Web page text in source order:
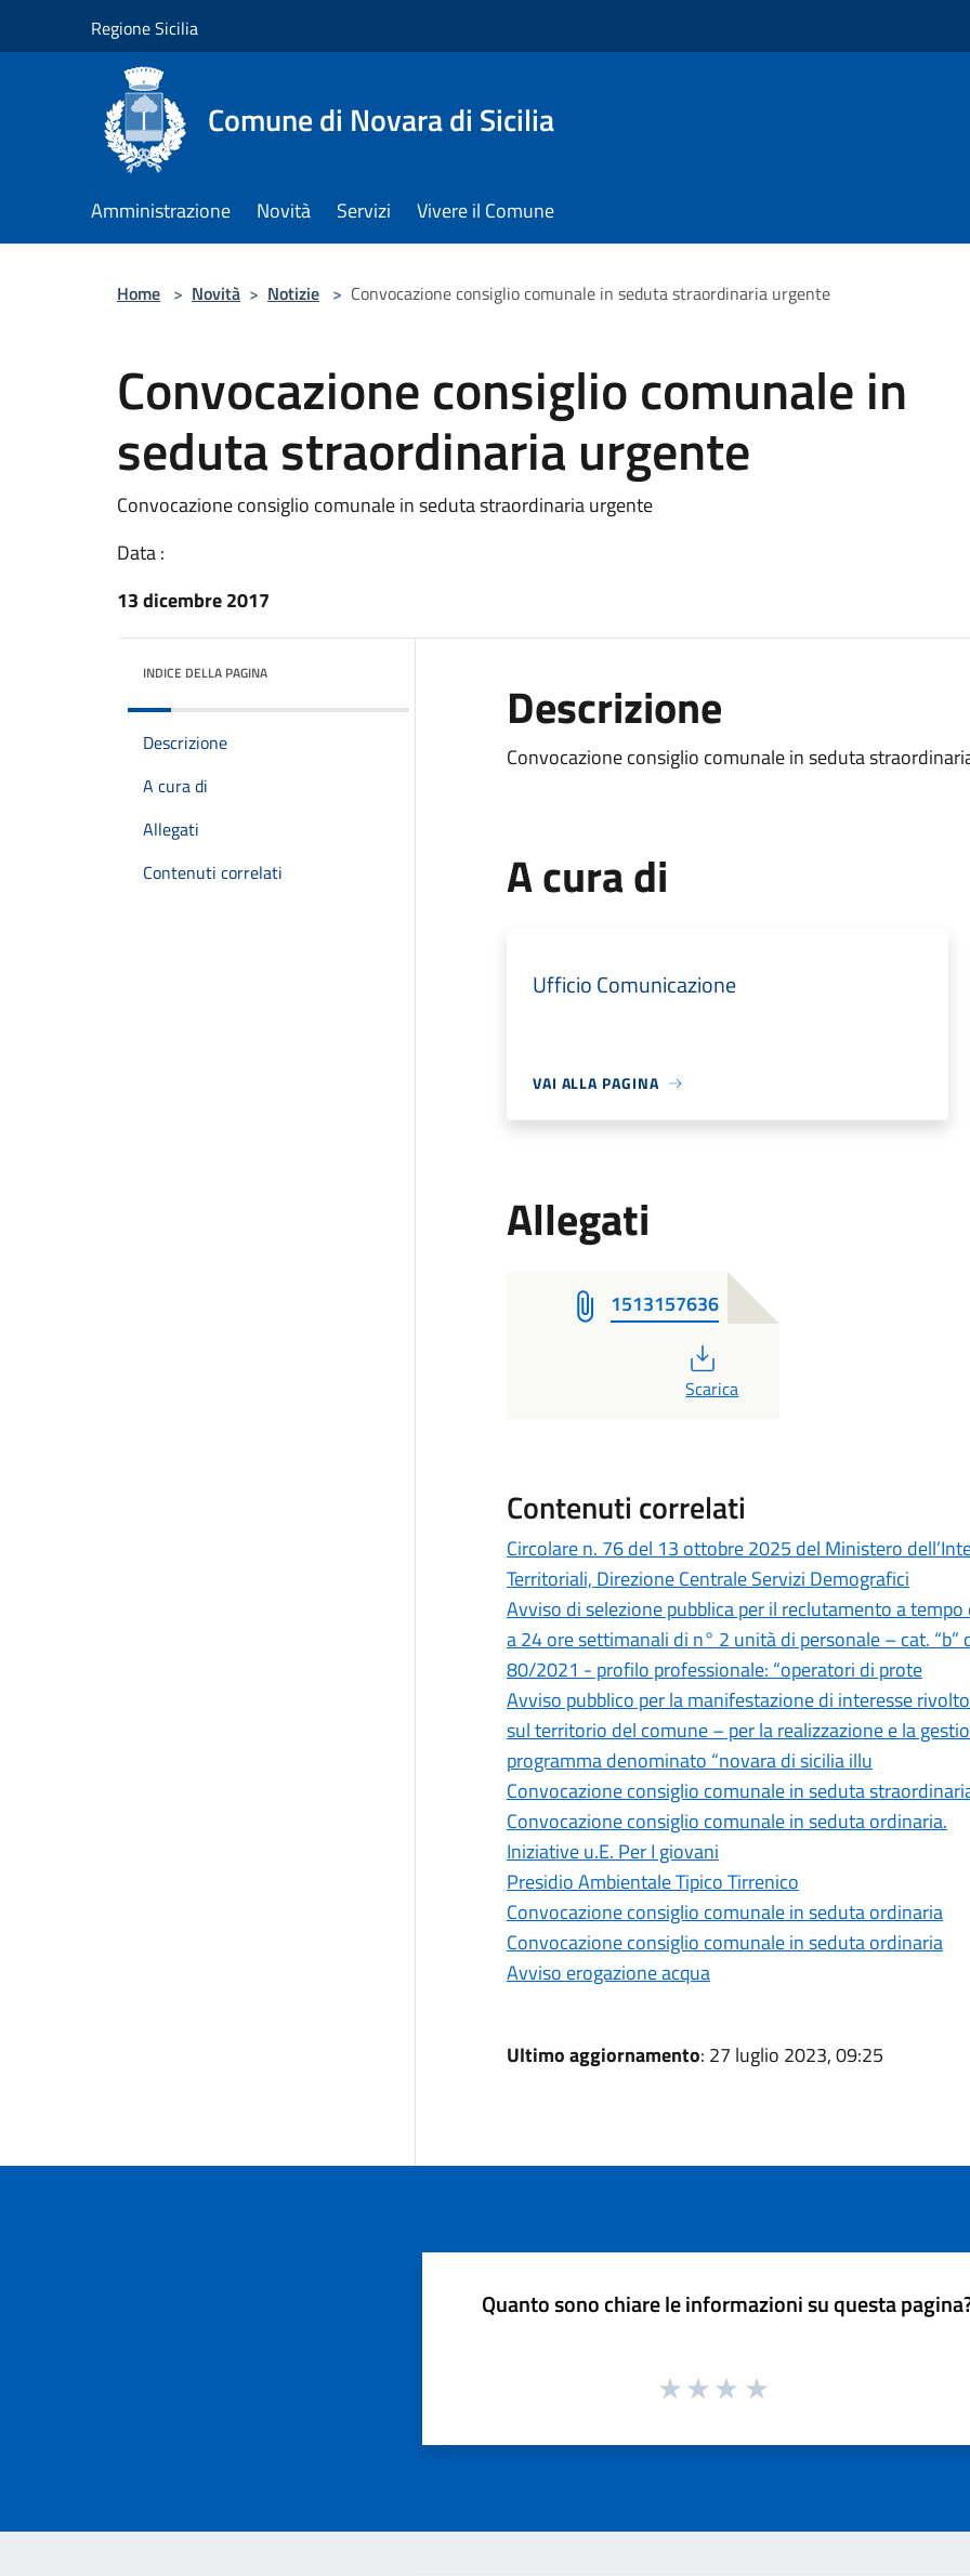
Regione Sicilia
Comune di Novara di Sicilia
Amministrazione Novità Servizi Vivere il Comune
Home > Novità > Notizie > Convocazione consiglio comunale in seduta straordinaria urgente
Convocazione consiglio comunale in
seduta straordinaria urgente
Convocazione consiglio comunale in seduta straordinaria urgente
Data :
13 dicembre 2017
INDICE DELLA PAGINA
Descrizione
A cura di
Allegati
Contenuti correlati
Descrizione
Convocazione consiglio comunale in seduta
A cura di
Ufficio Comunicazione
VAI ALLA PAGINA
Allegati
1513157636
PDF
Scarica
Contenuti correlati
Circolare n. 76 del 13 ottobre 2025 del Ministero
Territoriali, Direzione Centrale Servizi Demografici
Avviso di selezione pubblica per il reclutamento a
a 24 ore settimanali di n° 2 unità di personale – cat.
80/2021 - profilo professionale: “operatori di prote
Avviso pubblico per la manifestazione di interesse
sul territorio del comune – per la realizzazione e la
programma denominato “novara di sicilia illu
Convocazione consiglio comunale in seduta
Convocazione consiglio comunale in seduta ordinaria.
Iniziative u.E. Per I giovani
Presidio Ambientale Tipico Tirrenico
Convocazione consiglio comunale in seduta ordinaria
Convocazione consiglio comunale in seduta ordinaria
Avviso erogazione acqua
Ultimo aggiornamento: 27 luglio 2023, 09:25
Quanto sono chiare le informazioni su questa